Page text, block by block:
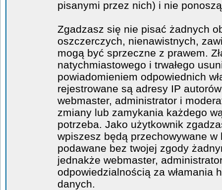
pisanymi przez nich) i nie
Zgadzasz się nie pisać żadnych
oszczerczych, nienawistnych,
mogą być sprzeczne z prawem.
natychmiastowego i trwałego
powiadomieniem odpowiednich
rejestrowane są adresy IP
webmaster, administrator i
zmiany lub zamykania każdego
potrzeba. Jako użytkownik
wpiszesz będą przechowywane
podawane bez twojej zgody
jednakże webmaster,
odpowiedzialnością za włamania
danych.